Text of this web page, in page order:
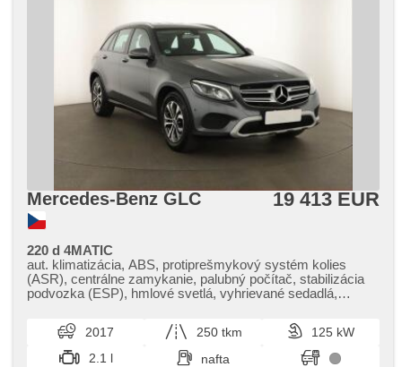
Mercedes-Benz GLC 19 413 EUR
220 d 4MATIC
aut. klimatizácia, ABS, protiprešmykový systém kolies
(ASR), centrálne zamykanie, palubný počítač, stabilizácia
podvozka (ESP), hmlové svetlá, vyhrievané sedadlá,
senzor tlaku v pneumatikách, USB, posilňovač riadenia, el.
okná, strešný nosič, autorádio, aut. prevodovka, pohon 4 x 4
2017 250 tkm
125 kW
2.1 l
nafta